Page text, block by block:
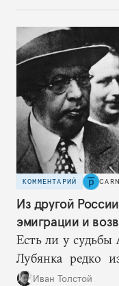
сериям
в процессе
КОММЕНТАРИЙ
Из другой
эмиграции и
Есть ли у судьбы
Лубянка редко
больно хорошо
Иван Толстой